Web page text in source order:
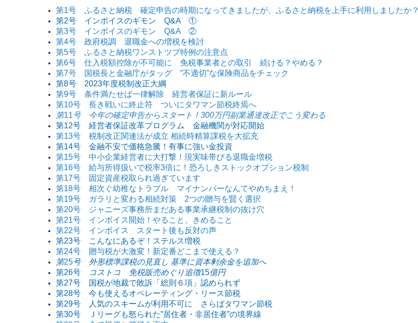
第1号 ふるさと納税 確定申告の時期になってきましたが、ふるさと納税を上手に利用しましたか？
第2号 インボイスのギモン Q&A ①
第3号 インボイスのギモン Q&A ②
第4号 政府税調 退職金への増税を検討
第5号 ふるさと納税ワンストツブ特例の注意点
第6号 仕入税額控除が不可能に 免税事業者との取引 続ける？やめる？
第7号 国税長と金融庁がタッグ ”不適切”な保険商品をチェック
第8号 2023年度税制改正大綱
第9号 条件満たせば一律解除 経営者保証に新ルール
第10号 長き戦いに終止符 ついにタワマン節税終焉へ
第11号 今年の確定申告からスタート！300万円副業通達改正でこう変わる
第12号 経営者保証改革プログラム 金融機関が対応開始
第13号 税制改正関連法が成立 相続時精算課税を大拡充
第14号 金融不安で価格急騰！有事に強い金投資
第15号 中小企業経営者に大打撃！現実味帯びる退職金増税
第16号 給与所得扱いで税率3倍に！恐ろしきストックオプション税制
第17号 固定資産税取られ過ぎています
第18号 相次ぐ幼稚なトラブル マイナンバーなんてやめちまえ！
第19号 ガラリと変わる相続対策 2つの贈与を賢く選択
第20号 ジャニーズ事務所まだある事業承継税制の抜け穴
第21号 インボイス開始！やること、きめること
第22号 インボイス スタート後も反対の声
第23号 こんなにあるぞ！ステルス増税
第24号 贈与税が大激変！新定番どこまで使える？
第25号 外形標準課税の見直し 基準に資本剰余金を追加へ
第26号 コストコ 免税販売めぐり追徴15億円
第27号 国税が地裁で敗訴「総則６項」認められず
第28号 今も使えるオペレーティング・リース節税
第29号 人気のスキームが利用不可に さらばタワマン節税
第30号 Ｊリーグも怒られた”居住者・非居住者”の境界線